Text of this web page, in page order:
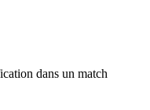
dans un match